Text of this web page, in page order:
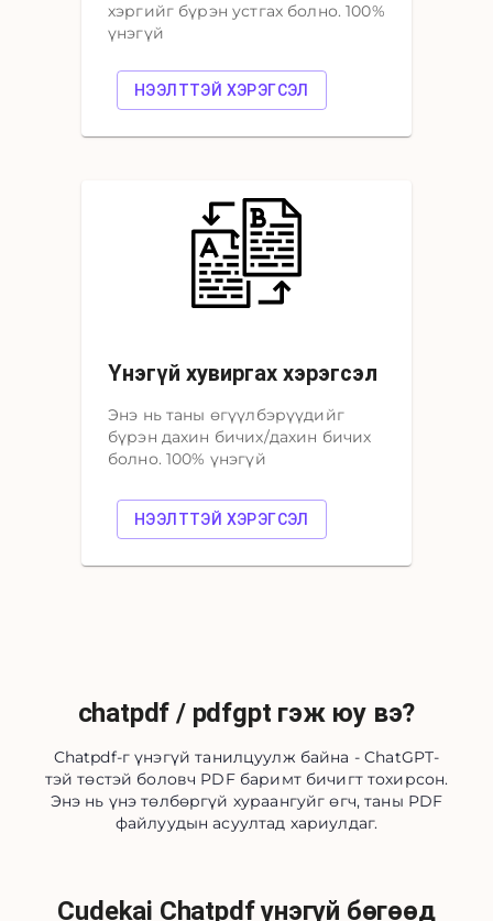
хэргийг бүрэн устгах болно. 100%
үнэгүй
НЭЭЛТТЭЙ ХЭРЭГСЭЛ
Үнэгүй хувиргах хэрэгсэл
Энэ нь таны өгүүлбэрүүдийг
бүрэн дахин бичих/дахин бичих
болно. 100% үнэгүй
НЭЭЛТТЭЙ ХЭРЭГСЭЛ
chatpdf / pdfgpt гэж юу вэ?
Chatpdf-г үнэгүй танилцуулж байна - ChatGPT-
тэй төстэй боловч PDF баримт бичигт тохирсон.
Энэ нь үнэ төлбөргүй хураангуйг өгч, таны PDF
файлуудын асуултад хариулдаг.
Cudekai Chatpdf үнэгүй бөгөөд